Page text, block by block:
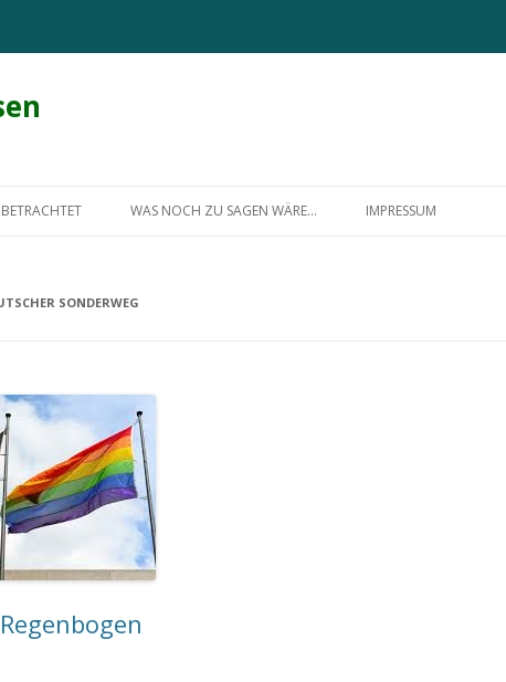
Inhalt
WAS NOCH ZU SAGEN WÄRE… IMPRESSUM
SONDERWEG